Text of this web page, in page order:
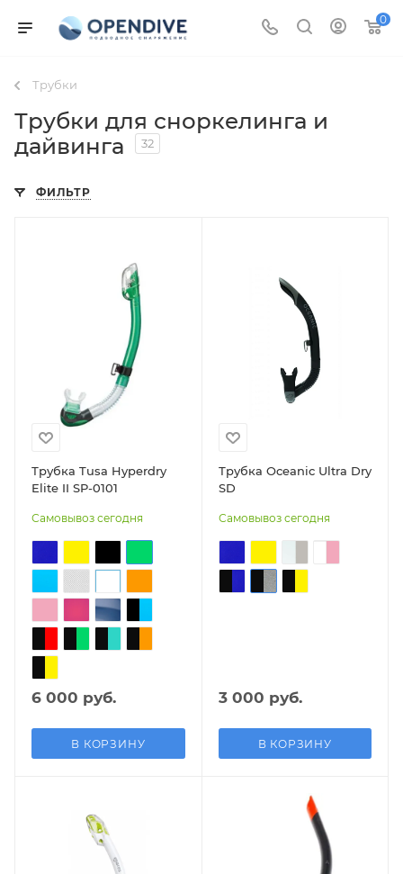
0
Трубки
Трубки для сноркелинга и
дайвинга
32
ФИЛЬТР
Трубка Tusa Hyperdry
Elite II SP-0101
Самовывоз сегодня
6 000 руб.
В КОРЗИНУ
Трубка Oceanic Ultra Dry
SD
Самовывоз сегодня
3 000 руб.
В КОРЗИНУ